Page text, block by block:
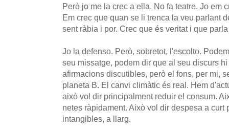
Però jo me la crec a ella. No fa teatre. Jo em
Em crec que quan se li trenca la veu parlant
sent ràbia i por. Crec que és veritat i que
Jo la defenso. Però, sobretot, l'escolto.
seu missatge, podem dir que al seu discurs
afirmacions discutibles, però el fons, per mi,
planeta B. El canvi climàtic és real. Hem
això vol dir principalment reduir el consum.
netes ràpidament. Això vol dir despesa a curt
intangibles, a llarg.